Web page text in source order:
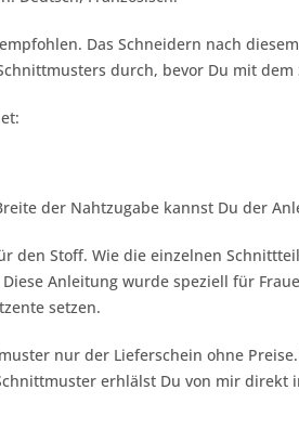
Das Schneidern nach
durch, bevor Du mit
der Nahtzugabe kannst Du der
den Stoff. Wie die einzelnen
Anleitung wurde speziell für
setzen.
nur der Lieferschein ohne
erhlälst Du von mir direkt